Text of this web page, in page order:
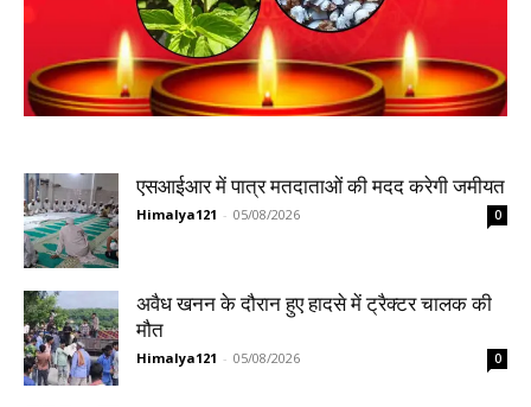
एसआईआर में पात्र मतदाताओं की मदद करेगी जमीयत
Himalya121 - 05/08/2026 0
अवैध खनन के दौरान हुए हादसे में ट्रैक्टर चालक की
मौत
Himalya121 - 05/08/2026 0